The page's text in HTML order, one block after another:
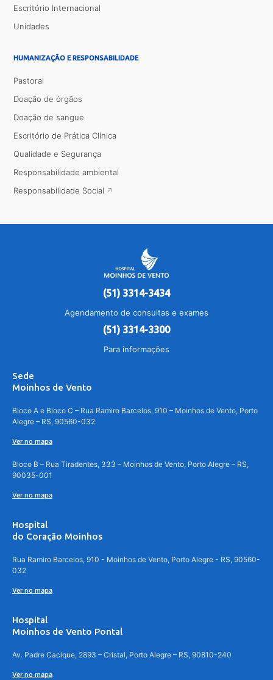
Escritório Internacional
Unidades
HUMANIZAÇÃO E RESPONSABILIDADE
Pastoral
Doação de órgãos
Doação de sangue
Escritório de Prática Clínica
Qualidade e Segurança
Responsabilidade ambiental
Responsabilidade Social
(51) 3314-3434
Agendamento de consultas e exames
(51) 3314-3300
Para informações
Sede
Moinhos de Vento
Bloco A e Bloco C – Rua Ramiro Barcelos, 910 – Moinhos de Vento, Porto
Alegre – RS, 90560-032
Ver no mapa
Bloco B – Rua Tiradentes, 333 – Moinhos de Vento, Porto Alegre – RS,
90035-001
Ver no mapa
Hospital
do Coração Moinhos
Rua Ramiro Barcelos, 910 - Moinhos de Vento, Porto Alegre - RS, 90560-
032
Ver no mapa
Hospital
Moinhos de Vento Pontal
Av. Padre Cacique, 2893 – Cristal, Porto Alegre – RS, 90810-240
Ver no mapa